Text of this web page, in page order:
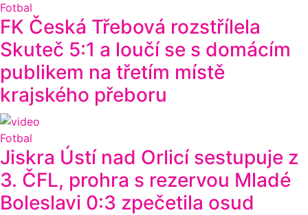
Fotbal
FK Česká Třebová rozstřílela
Skuteč 5:1 a loučí se s domácím
publikem na třetím místě
krajského přeboru
Fotbal
Jiskra Ústí nad Orlicí sestupuje z
3. ČFL, prohra s rezervou Mladé
Boleslavi 0:3 zpečetila osud